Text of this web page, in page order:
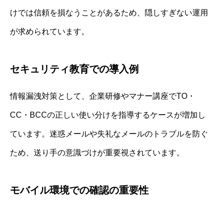
けでは信頼を損なうことがあるため、隠しすぎない運用
が求められています。
セキュリティ教育での導入例
情報漏洩対策として、企業研修やマナー講座でTO・
CC・BCCの正しい使い分けを指導するケースが増加し
ています。迷惑メールや失礼なメールのトラブルを防ぐ
ため、送り手の意識づけが重要視されています。
モバイル環境での確認の重要性